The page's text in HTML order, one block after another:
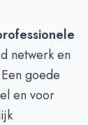
netwerk en
goede
en voor